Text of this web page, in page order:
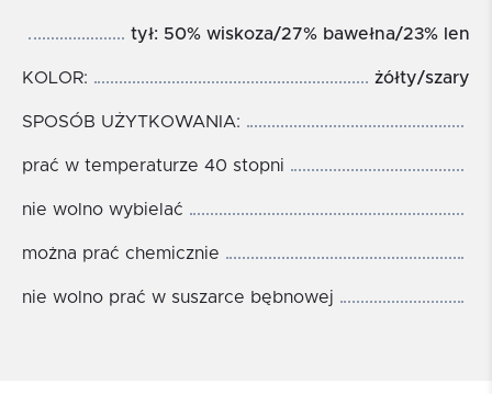
tył: 50% wiskoza/27% bawełna/23% len
KOLOR: żółty/szary
SPOSÓB UŻYTKOWANIA:
prać w temperaturze 40 stopni
nie wolno wybielać
można prać chemicznie
nie wolno prać w suszarce bębnowej